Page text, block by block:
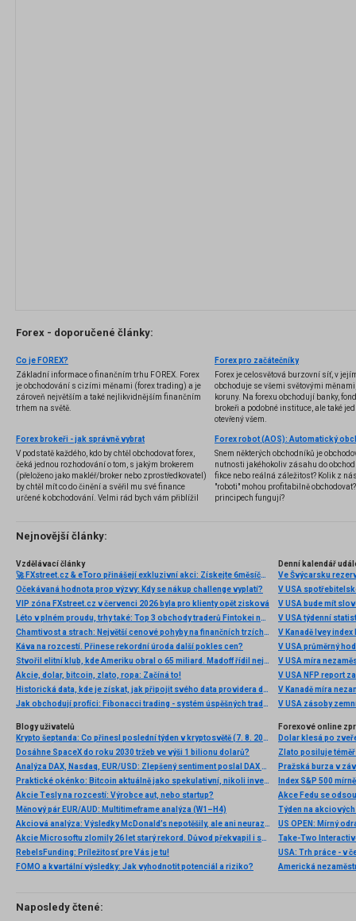
Forex - doporučené články:
Co je FOREX?
Základní informace o finančním trhu FOREX. Forex
je obchodování s cizími měnami (forex trading) a je
zároveň největším a také nejlikvidnějším finančním
trhem na světě.
Forex pro začátečníky
Forex je celosvětová burzovní síť, v
obchoduje se všemi světovými
koruny. Na forexu obchodují banky,
brokeři a podobné instituce, ale také
otevřený všem.
Forex brokeři - jak správně vybrat
V podstatě každého, kdo by chtěl obchodovat forex,
čeká jednou rozhodování o tom, s jakým brokerem
(přeloženo jako makléř/broker nebo zprostředkovatel)
by chtěl mít co do činění a svěřil mu své finance
určené k obchodování. Velmi rád bych vám přiblížil
několik příkladů nejznámějších z nich.
Snem některých obchodníků je
nutnosti jakéhokoliv zásahu do
fikce nebo reálná záležitost? Kolik z
"roboti" mohou profitabilně
principech fungují?
Nejnovější články:
Vzdělávací články
🚀 FXstreet.cz & eToro přinášejí exkluzivní akci: Získejte 6měsíční členství ve VIP zóně ZDARMA
Očekávaná hodnota prop výzvy: Kdy se nákup challenge vyplatí?
VIP zóna FXstreet.cz v červenci 2026 byla pro klienty opět zisková
Léto v plném proudu, trhy také: Top 3 obchody traderů Fintokei na indexech a zlatě
Chamtivost a strach: Největší cenové pohyby na finančních trzích (červenec 2026)
Káva na rozcestí. Přinese rekordní úroda další pokles cen?
Stvořil elitní klub, kde Ameriku obral o 65 miliard. Madoff řídil největší Ponzi dějin
Akcie, dolar, bitcoin, zlato, ropa: Začíná to!
Historická data, kde je získat, jak připojit svého data providera do MultiCharts a proč je budeme potřebovat? (4. díl)
Jak obchodují profíci: Fibonacci trading - systém úspěšných traderů
Denní kalendář
Ve Švýcarsku
V USA
V USA bude mít
V USA týdenní
V Kanadě Ivey index
V USA průměrný
V USA míra
V USA NFP report
V Kanadě míra
V USA zásoby
Blogy uživatelů
Krypto šeptanda: Co přinesl poslední týden v kryptosvětě (7. 8. 2026)
Dosáhne SpaceX do roku 2030 tržeb ve výši 1 bilionu dolarů?
Analýza DAX, Nasdaq, EUR/USD: Zlepšený sentiment poslal DAX na nová maxima
Praktické okénko: Bitcoin aktuálně jako spekulativní, nikoli investiční aktivum
Akcie Tesly na rozcestí: Výrobce aut, nebo startup?
Měnový pár EUR/AUD: Multitimeframe analýza (W1–H4)
Akciová analýza: Výsledky McDonald’s nepotěšily, ale ani neurazily. Jakou vizi společnost prezentovala?
Akcie Microsoftu zlomily 26 let starý rekord. Důvod překvapil i samotné investory
RebelsFunding: Príležitosť pre Vás je tu!
FOMO a kvartální výsledky: Jak vyhodnotit potenciál a riziko?
Forexové online
Dolar klesá po
Zlato posiluje téměř
Pražská burza v
Index S&P 500
US OPEN: Mírný
Americká
Naposledy čtené: